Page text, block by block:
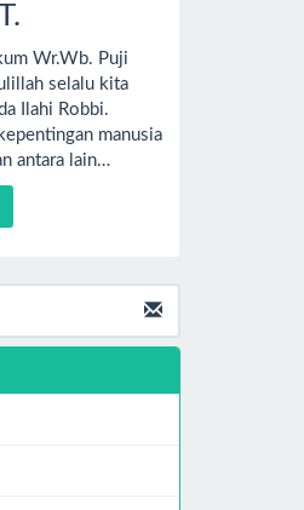
Wr.Wb. Puji
selalu kita
Ilahi Robbi.
manusia
antara lain…